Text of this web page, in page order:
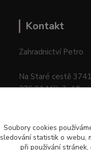
Kontakt
Zahradnictví Petro
Na Staré cestě 3741
276 01
Soubory cookies
sledování statistik o webu,
při používání